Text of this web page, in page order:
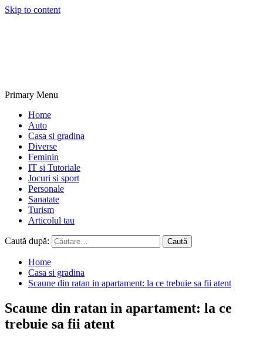
Skip to content
Primary Menu
Home
Auto
Casa si gradina
Diverse
Feminin
IT si Tutoriale
Jocuri si sport
Personale
Sanatate
Turism
Articolul tau
Caută după:
Home
Casa si gradina
Scaune din ratan in apartament: la ce trebuie sa fii atent
Scaune din ratan in apartament: la ce
trebuie sa fii atent